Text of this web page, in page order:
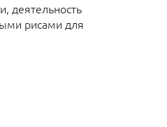
деятельность
рисами для